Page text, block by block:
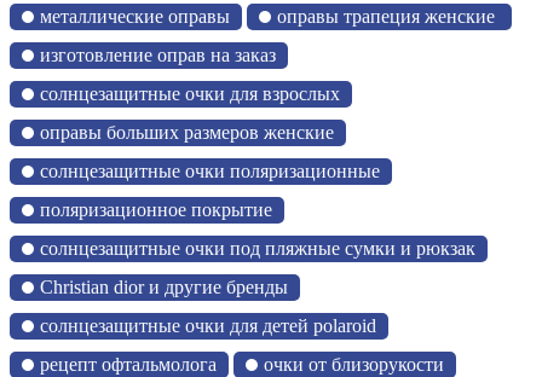
металлические оправы
оправы трапеция женские
изготовление оправ на заказ
солнцезащитные очки для взрослых
оправы больших размеров женские
солнцезащитные очки поляризационные
поляризационное покрытие
солнцезащитные очки под пляжные сумки и рюкзак
Christian dior и другие бренды
солнцезащитные очки для детей polaroid
рецепт офтальмолога
очки от близорукости